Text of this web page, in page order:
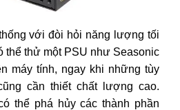
với đòi hỏi năng lượng tối
thể thử một PSU như Seasonic
máy tính, ngay khi những tùy
cần thiết chất lượng cao.
thể phá hủy các thành phần